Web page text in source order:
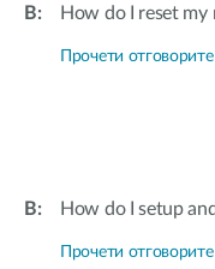
How do I reset
Прочети отговорите
How do I setup
Прочети отговорите